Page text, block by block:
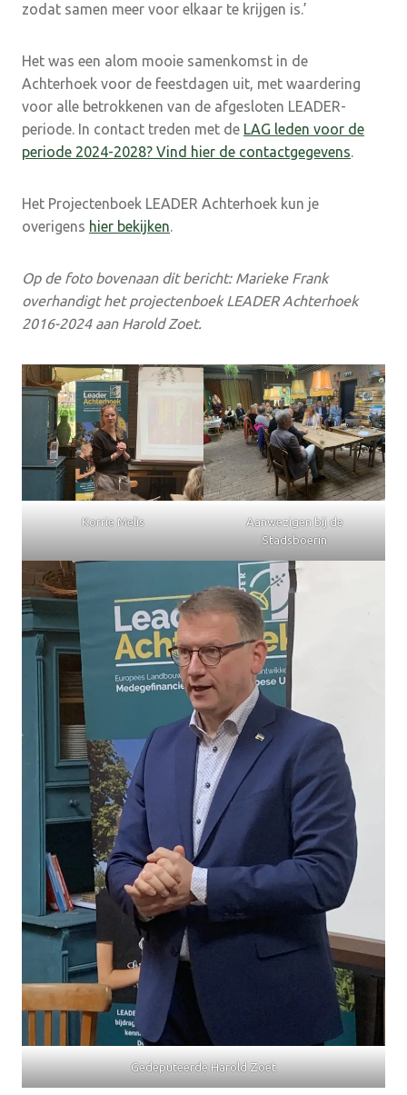
zodat samen meer voor elkaar te krijgen is.’
Het was een alom mooie samenkomst in de
Achterhoek voor de feestdagen uit, met waardering
voor alle betrokkenen van de afgesloten LEADER-
periode. In contact treden met de LAG leden voor de
periode 2024-2028? Vind hier de contactgegevens.
Het Projectenboek LEADER Achterhoek kun je
overigens hier bekijken.
Op de foto bovenaan dit bericht: Marieke Frank
overhandigt het projectenboek LEADER Achterhoek
2016-2024 aan Harold Zoet.
Korrie Melis
Aanwezigen bij de
Stadsboerin
Gedeputeerde Harold Zoet